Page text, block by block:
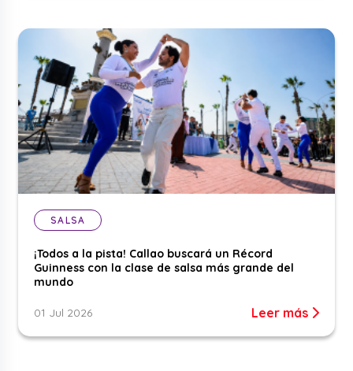
SALSA
¡Todos a la pista! Callao buscará un Récord
Guinness con la clase de salsa más grande del
mundo
01 Jul 2026 Leer más